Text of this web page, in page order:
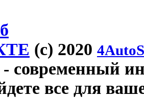
(c) 2020
- современный
все для